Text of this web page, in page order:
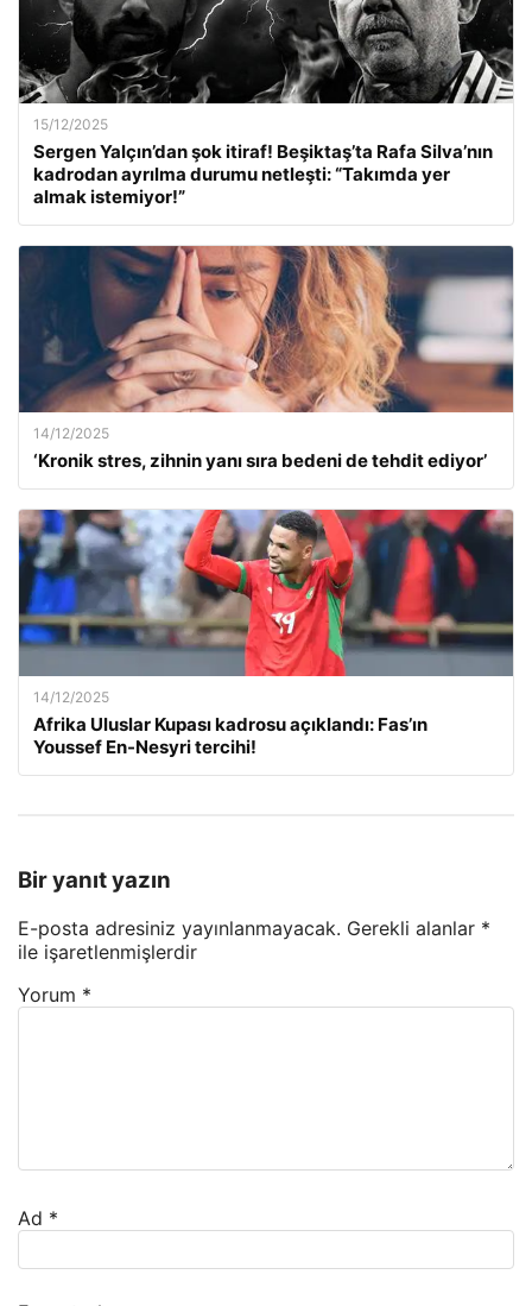
15/12/2025
Sergen Yalçın’dan şok itiraf! Beşiktaş’ta Rafa Silva’nın
kadrodan ayrılma durumu netleşti: “Takımda yer
almak istemiyor!”
14/12/2025
‘Kronik stres, zihnin yanı sıra bedeni de tehdit ediyor’
14/12/2025
Afrika Uluslar Kupası kadrosu açıklandı: Fas’ın
Youssef En-Nesyri tercihi!
Bir yanıt yazın
E-posta adresiniz yayınlanmayacak. Gerekli alanlar *
ile işaretlenmişlerdir
Yorum *
Ad *